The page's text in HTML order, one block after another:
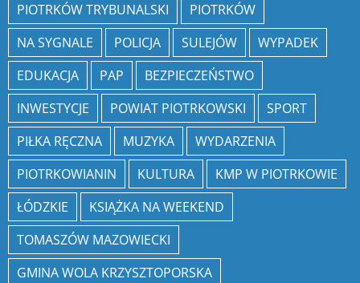
PIOTRKÓW TRYBUNALSKI
PIOTRKÓW
NA SYGNALE
POLICJA SULEJÓW
WYPADEK
EDUKACJA
PAP
BEZPIECZEŃSTWO
INWESTYCJE
POWIAT PIOTRKOWSKI
SPORT
PIŁKA RĘCZNA
MUZYKA
WYDARZENIA
PIOTRKOWIANIN
KULTURA
KMP W PIOTRKOWIE
ŁÓDZKIE
KSIĄŻKA NA WEEKEND
TOMASZÓW MAZOWIECKI
GMINA WOLA KRZYSZTOPORSKA